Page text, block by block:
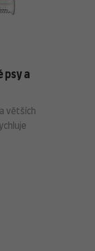
psy a
větších